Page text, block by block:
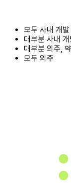
모두 사내 개발
대부분 사내
대부분 외주,
모두 외주